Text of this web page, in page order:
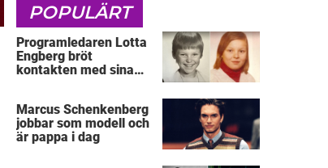
POPULÄRT
Programledaren Lotta
Engberg bröt
kontakten med sina
Marcus Schenkenberg
jobbar som modell och
är pappa i dag